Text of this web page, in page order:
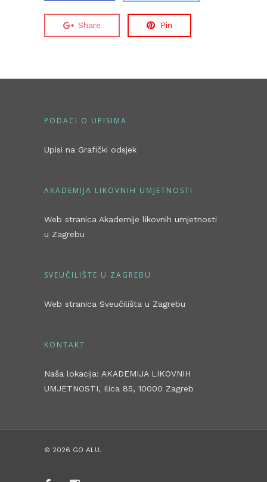
Share Pin
PODACI O UPISIMA
Upisi na Grafički odsjek
AKADEMIJA LIKOVNIH UMJETNOSTI
Web stranica Akademije likovnih umjetnosti
u Zagrebu
SVEUČILIŠTE U ZAGREBU
Web stranica Sveučilišta u Zagrebu
KONTAKT
Naša lokacija: AKADEMIJA LIKOVNIH
UMJETNOSTI, Ilica 85, 10000 Zagreb
© 2026 GO ALU.